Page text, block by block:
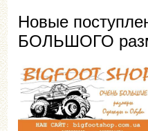
Новые
БОЛЬШОГО